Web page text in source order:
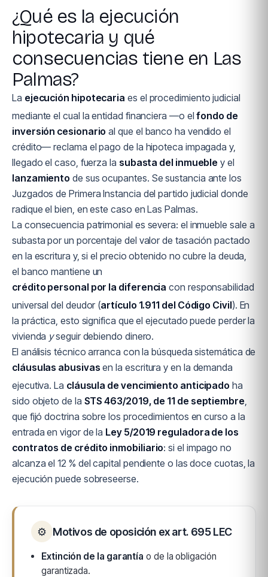
¿Qué es la ejecución
hipotecaria y qué
consecuencias tiene en Las
Palmas?
La ejecución hipotecaria es el procedimiento judicial
mediante el cual la entidad financiera —o elfondo de
inversión cesionario al que el banco ha vendido el
crédito— reclama el pago de la hipoteca impagada y,
llegado el caso, fuerza la subasta del inmueble y el
lanzamiento de sus ocupantes. Se sustancia ante los
Juzgados de Primera Instancia del partido judicial donde
radique el bien, en este caso en Las Palmas.
La consecuencia patrimonial es severa: el inmueble sale a
subasta por un porcentaje del valor de tasación pactado
en la escritura y, si el precio obtenido no cubre la deuda,
el banco mantiene un
crédito personal por la diferencia con responsabilidad
universal del deudor (artículo 1.911 del Código Civil). En
la práctica, esto significa que el ejecutado puede perder la
vivienda yseguir debiendo dinero.
El análisis técnico arranca con la búsqueda sistemática de
cláusulas abusivas en la escritura y en la demanda
ejecutiva. La cláusula de vencimiento anticipado ha
sido objeto de la STS 463/2019, de 11 de septiembre,
que fijó doctrina sobre los procedimientos en curso a la
entrada en vigor de la Ley 5/2019 reguladora de los
contratos de crédito inmobiliario: si el impago no
alcanza el 12 % del capital pendiente o las doce cuotas, la
ejecución puede sobreseerse.
⚙ Motivos de oposición ex art. 695 LEC
Extinción de la garantía o de la obligación
garantizada.